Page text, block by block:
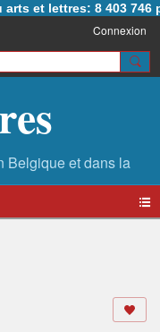
et lettres: 8 403 746
Connexion